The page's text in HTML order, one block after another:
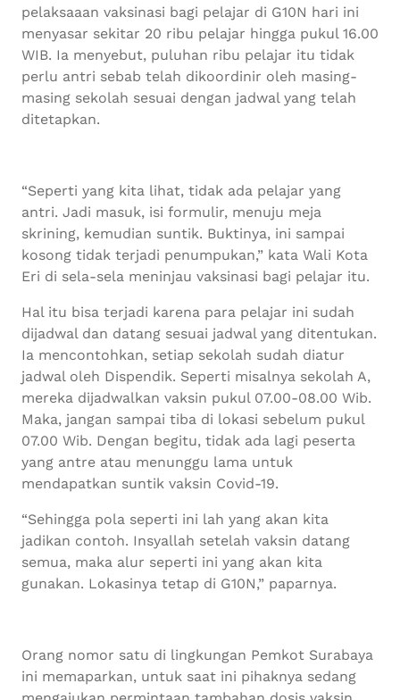
pelaksaaan vaksinasi bagi pelajar di G10N hari ini
menyasar sekitar 20 ribu pelajar hingga pukul 16.00
WIB. Ia menyebut, puluhan ribu pelajar itu tidak
perlu antri sebab telah dikoordinir oleh masing-
masing sekolah sesuai dengan jadwal yang telah
ditetapkan.
“Seperti yang kita lihat, tidak ada pelajar yang
antri. Jadi masuk, isi formulir, menuju meja
skrining, kemudian suntik. Buktinya, ini sampai
kosong tidak terjadi penumpukan,” kata Wali Kota
Eri di sela-sela meninjau vaksinasi bagi pelajar itu.
Hal itu bisa terjadi karena para pelajar ini sudah
dijadwal dan datang sesuai jadwal yang ditentukan.
Ia mencontohkan, setiap sekolah sudah diatur
jadwal oleh Dispendik. Seperti misalnya sekolah A,
mereka dijadwalkan vaksin pukul 07.00-08.00 Wib.
Maka, jangan sampai tiba di lokasi sebelum pukul
07.00 Wib. Dengan begitu, tidak ada lagi peserta
yang antre atau menunggu lama untuk
mendapatkan suntik vaksin Covid-19.
“Sehingga pola seperti ini lah yang akan kita
jadikan contoh. Insyallah setelah vaksin datang
semua, maka alur seperti ini yang akan kita
gunakan. Lokasinya tetap di G10N,” paparnya.
Orang nomor satu di lingkungan Pemkot Surabaya
ini memaparkan, untuk saat ini pihaknya sedang